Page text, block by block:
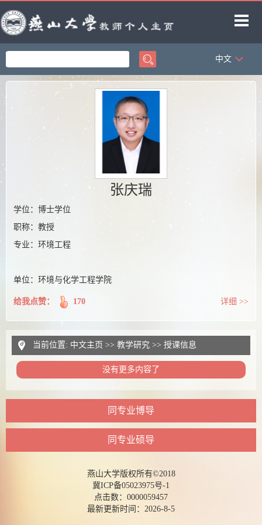
首页
科学研究
中文
张庆瑞
学位：博士学位
职称：教授
专业：环境工程
单位：环境与化学工程学院
给我点赞： 170 详细 >>
当前位置: 中文主页 >> 教学研究 >> 授课信息
没有更多内容了
同专业博导
同专业硕导
燕山大学版权所有©2018
冀ICP备05023975号-1
点击数： 0000059457
最新更新时间： 2026-8-5